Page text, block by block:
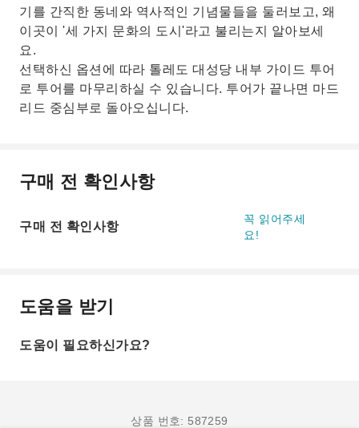
기를 간직한 동네와 역사적인 기념물들을 둘러보고, 왜
이곳이 '세 가지 문화의 도시'라고 불리는지 알아보세
요.
선택하신 옵션에 따라 톨레도 대성당 내부 가이드 투어
로 투어를 마무리하실 수 있습니다. 투어가 끝나면 마드
리드 중심부로 돌아오십니다.
구매 전 확인사항
구매 전 확인사항
꼭 읽어주세
요!
도움을 받기
도움이 필요하신가요?
상품 번호: 587259